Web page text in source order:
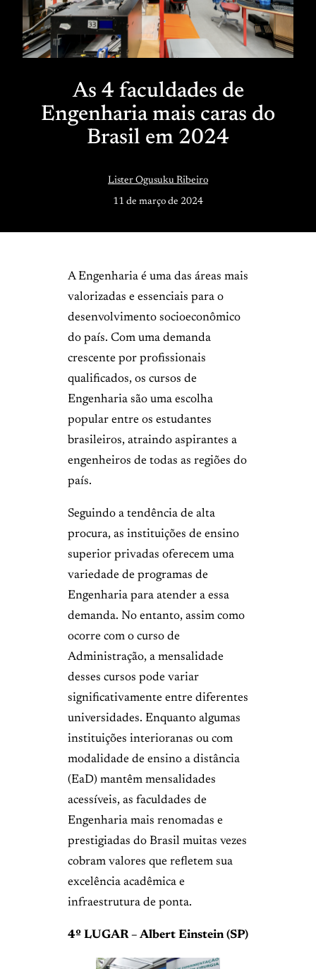
As 4 faculdades de
Engenharia mais caras do
Brasil em 2024
Lister Ogusuku Ribeiro
11 de março de 2024
A Engenharia é uma das áreas mais
valorizadas e essenciais para o
desenvolvimento socioeconômico
do país. Com uma demanda
crescente por profissionais
qualificados, os cursos de
Engenharia são uma escolha
popular entre os estudantes
brasileiros, atraindo aspirantes a
engenheiros de todas as regiões do
país.
Seguindo a tendência de alta
procura, as instituições de ensino
superior privadas oferecem uma
variedade de programas de
Engenharia para atender a essa
demanda. No entanto, assim como
ocorre com o curso de
Administração, a mensalidade
desses cursos pode variar
significativamente entre diferentes
universidades. Enquanto algumas
instituições interioranas ou com
modalidade de ensino a distância
(EaD) mantêm mensalidades
acessíveis, as faculdades de
Engenharia mais renomadas e
prestigiadas do Brasil muitas vezes
cobram valores que refletem sua
excelência acadêmica e
infraestrutura de ponta.
4º LUGAR – Albert Einstein (SP)